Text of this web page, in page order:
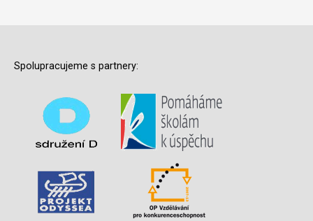
Spolupracujeme s partnery: